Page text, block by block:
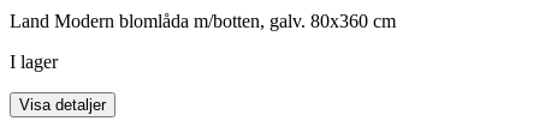
Land Modern blomlåda m/botten, galv. 80x360 cm
I lager
Visa detaljer